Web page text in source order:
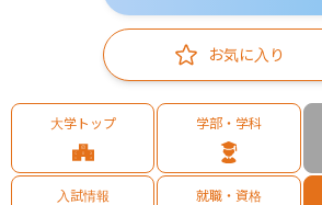
お気に入り
大学トップ 学部・学科
入試情報 就職・資格